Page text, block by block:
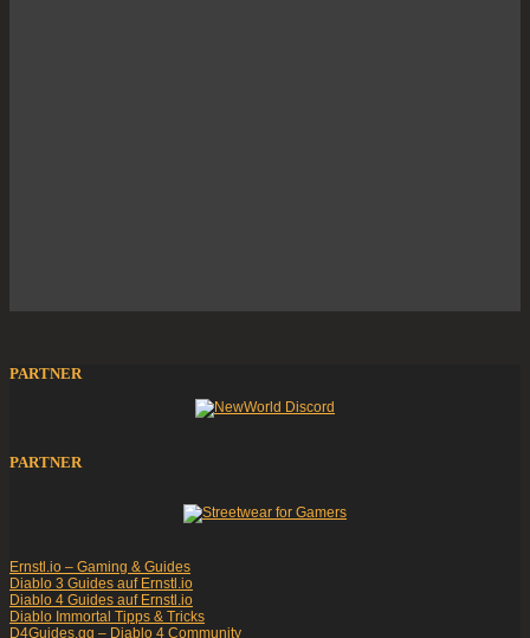
PARTNER
PARTNER
Ernstl.io – Gaming & Guides
Diablo 3 Guides auf Ernstl.io
Diablo 4 Guides auf Ernstl.io
Diablo Immortal Tipps & Tricks
D4Guides.gg – Diablo 4 Community